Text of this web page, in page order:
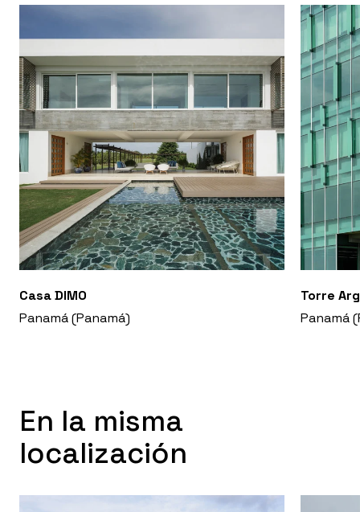
Casa DIMO
Panamá (Panamá)
Torre
Panamá
En la misma
localización